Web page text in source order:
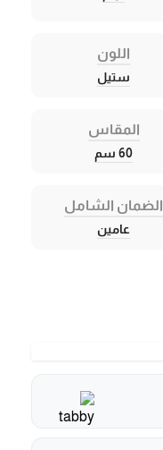
اللون
ستيل
المقاس
60 سم
الضمان الشامل
عامين